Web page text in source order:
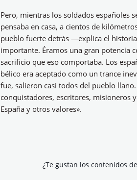
Pero, mientras los soldados españoles
pensaba en casa, a cientos de
pueblo fuerte detrás —explica el
importante. Éramos una gran potencia
sacrificio que eso comportaba. Los
bélico era aceptado como un trance
fue, salieron casi todos del pueblo
conquistadores, escritores, misioneros
España y otros valores».
¿Te gustan los contenidos